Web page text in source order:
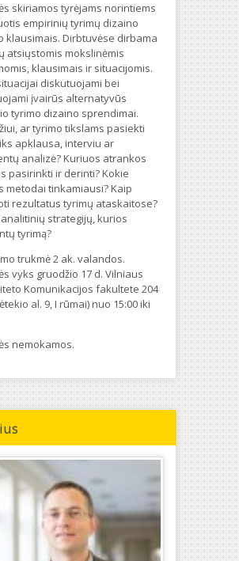
skiriamos tyrėjams norintiems
empirinių tyrimų dizaino
klausimais. Dirbtuvėse dirbama
atsiųstomis mokslinėmis
klausimais ir situacijomis.
diskutuojami bei
įvairūs alternatyvūs
tyrimo dizaino sprendimai.
ar tyrimo tikslams pasiekti
apklausa, interviu ar
analizė? Kuriuos atrankos
pasirinkti ir derinti? Kokie
metodai tinkamiausi? Kaip
rezultatus tyrimų ataskaitose?
strategijų, kurios
tyrimą?
trukmė 2 ak. valandos.
vyks gruodžio 17 d. Vilniaus
Komunikacijos fakultete 204
al. 9, I rūmai) nuo 15:00 iki
nemokamos.